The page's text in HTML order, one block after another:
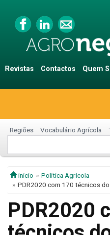
Revistas Contactos Quem
Regiões Vocabulário Agrícola
início
Política Agrícola
PDR2020 com 170 técnicos
PDR2020